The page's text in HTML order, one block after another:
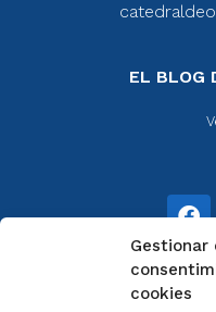
Gestionar
cookies
EL BLOG